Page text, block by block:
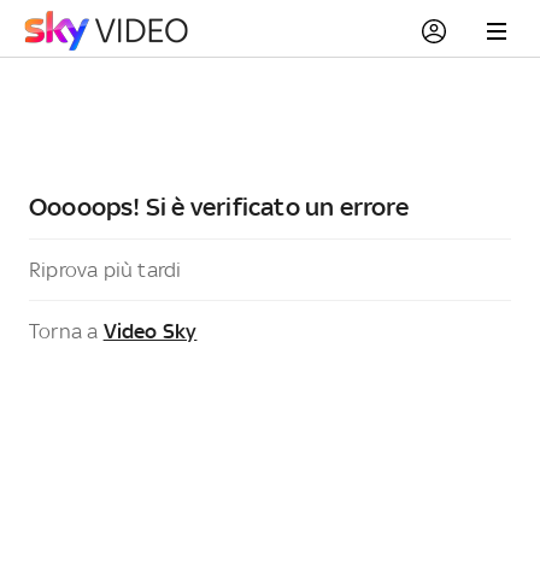
Ooooops! Si è verificato un errore
Riprova più tardi
Torna a Video Sky